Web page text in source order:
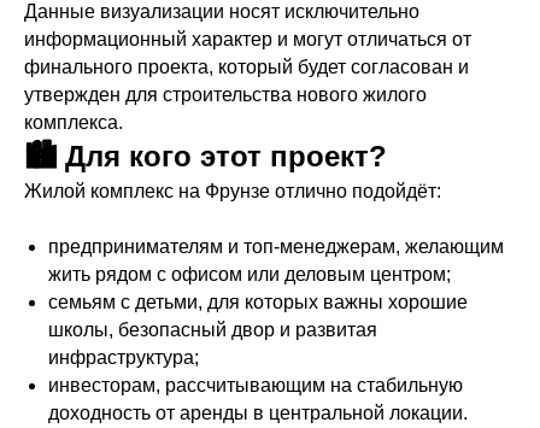
Данные визуализации носят исключительно
информационный характер и могут отличаться от
финального проекта, который будет согласован и
утвержден для строительства нового жилого
комплекса.
🏙️ Для кого этот проект?
Жилой комплекс на Фрунзе отлично подойдёт:
предпринимателям и топ-менеджерам, желающим
жить рядом с офисом или деловым центром;
семьям с детьми, для которых важны хорошие
школы, безопасный двор и развитая
инфраструктура;
инвесторам, рассчитывающим на стабильную
доходность от аренды в центральной локации.